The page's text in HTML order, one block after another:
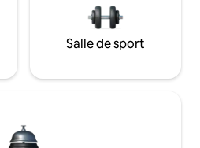
Salle de sport